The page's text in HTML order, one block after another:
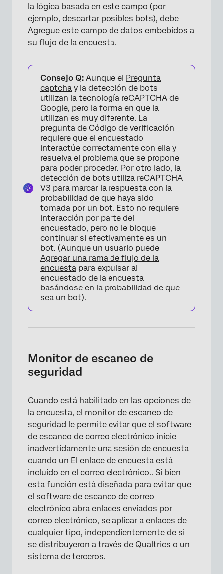
la lógica basada en este campo (por
ejemplo, descartar posibles bots), debe
Agregue este campo de datos embebidos a
su flujo de la encuesta.
Consejo Q: Aunque el Pregunta
captcha y la detección de bots
utilizan la tecnología reCAPTCHA de
Google, pero la forma en que la
utilizan es muy diferente. La
pregunta de Código de verificación
requiere que el encuestado
interactúe correctamente con ella y
resuelva el problema que se propone
para poder proceder. Por otro lado, la
detección de bots utiliza reCAPTCHA
V3 para marcar la respuesta con la
probabilidad de que haya sido
tomada por un bot. Esto no requiere
interacción por parte del
encuestado, pero no le bloque
continuar si efectivamente es un
bot. (Aunque un usuario puede
Agregar una rama de flujo de la
encuesta para expulsar al
encuestado de la encuesta
basándose en la probabilidad de que
sea un bot).
Monitor de escaneo de
seguridad
Cuando está habilitado en las opciones de
la encuesta, el monitor de escaneo de
seguridad le permite evitar que el software
de escaneo de correo electrónico inicie
inadvertidamente una sesión de encuesta
cuando un El enlace de encuesta está
incluido en el correo electrónico.. Si bien
esta función está diseñada para evitar que
el software de escaneo de correo
electrónico abra enlaces enviados por
correo electrónico, se aplicar a enlaces de
cualquier tipo, independientemente de si
se distribuyeron a través de Qualtrics o un
sistema de terceros.